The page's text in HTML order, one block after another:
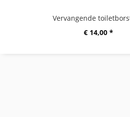
€ 14,00 *